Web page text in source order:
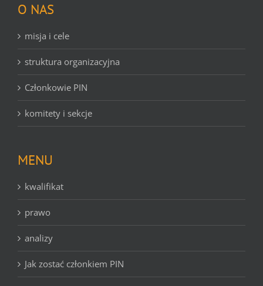
O NAS
misja i cele
struktura organizacyjna
Członkowie PIN
komitety i sekcje
MENU
kwalifikat
prawo
analizy
Jak zostać członkiem PIN